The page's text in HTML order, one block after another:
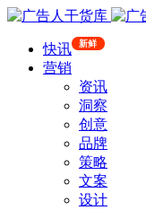
快讯 新鲜
营销
资讯
洞察
创意
品牌
策略
文案
设计